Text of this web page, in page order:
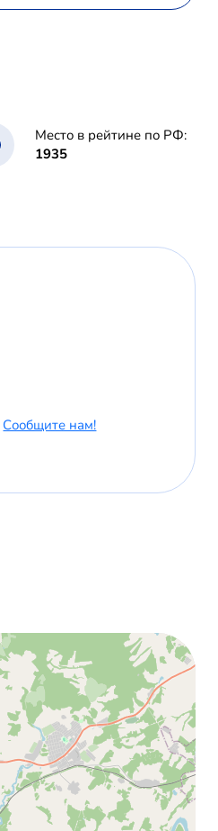
Место в рейтине по РФ:
1935
Сообщите нам!